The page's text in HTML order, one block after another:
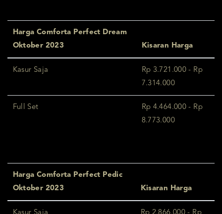
Harga Comforta Perfect Dream
Oktober 2023
Kisaran Harga
Kasur Saja
Rp 3.721.000 - Rp
7.314.000
Full Set
Rp 4.464.000 - Rp
8.773.000
Harga Comforta Perfect Pedic
Oktober 2023
Kisaran Harga